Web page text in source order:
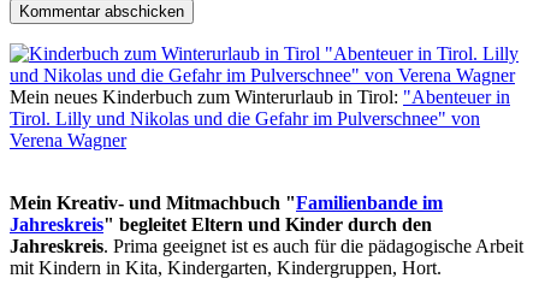
Mein neues Kinderbuch zum Winterurlaub in Tirol: "Abenteuer in
Tirol. Lilly und Nikolas und die Gefahr im Pulverschnee" von
Verena Wagner
Mein Kreativ- und Mitmachbuch "Familienbande im
Jahreskreis" begleitet Eltern und Kinder durch den
Jahreskreis. Prima geeignet ist es auch für die pädagogische Arbeit
mit Kindern in Kita, Kindergarten, Kindergruppen, Hort.